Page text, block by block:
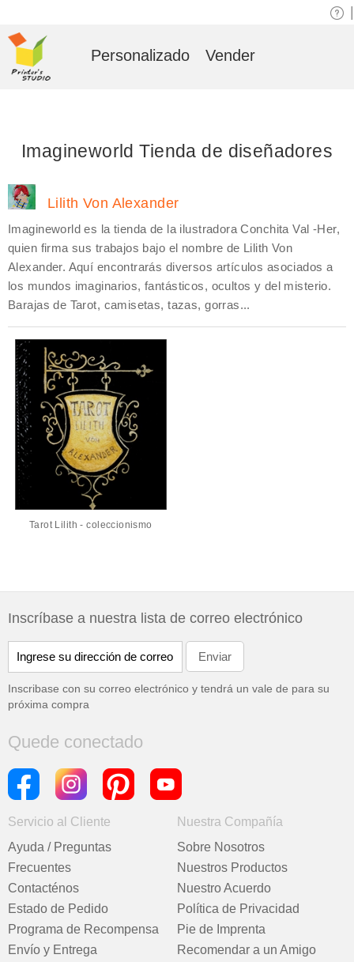
Personalizado Vender
Imagineworld Tienda de diseñadores
Lilith Von Alexander
Imagineworld es la tienda de la ilustradora Conchita Val -Her,
quien firma sus trabajos bajo el nombre de Lilith Von
Alexander. Aquí encontrarás diversos artículos asociados a
los mundos imaginarios, fantásticos, ocultos y del misterio.
Barajas de Tarot, camisetas, tazas, gorras...
Tarot Lilith - coleccionismo
Inscríbase a nuestra lista de correo electrónico
Inscribase con su correo electrónico y tendrá un vale de para su
próxima compra
Quede conectado
Servicio al Cliente
Ayuda / Preguntas
Frecuentes
Contacténos
Estado de Pedido
Programa de Recompensa
Envío y Entrega
Nuestra Compañía
Sobre Nosotros
Nuestros Productos
Nuestro Acuerdo
Política de Privacidad
Pie de Imprenta
Recomendar a un Amigo